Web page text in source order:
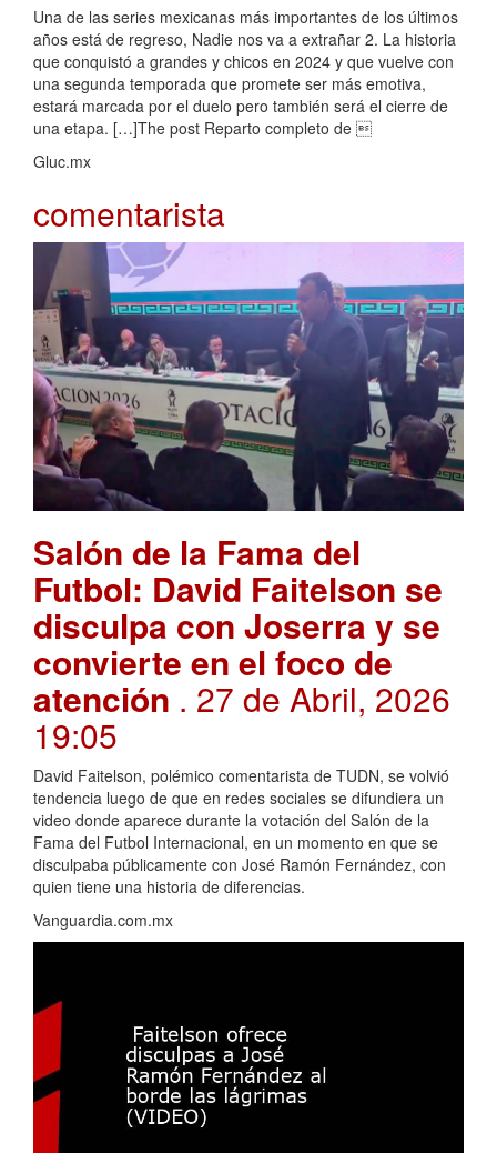
Una de las series mexicanas más importantes de los últimos
años está de regreso, Nadie nos va a extrañar 2. La historia
que conquistó a grandes y chicos en 2024 y que vuelve con
una segunda temporada que promete ser más emotiva,
estará marcada por el duelo pero también será el cierre de
una etapa. […]The post Reparto completo de 
Gluc.mx
comentarista
Salón de la Fama del
Futbol: David Faitelson se
disculpa con Joserra y se
convierte en el foco de
atención . 27 de Abril, 2026
19:05
David Faitelson, polémico comentarista de TUDN, se volvió
tendencia luego de que en redes sociales se difundiera un
video donde aparece durante la votación del Salón de la
Fama del Futbol Internacional, en un momento en que se
disculpaba públicamente con José Ramón Fernández, con
quien tiene una historia de diferencias.
Vanguardia.com.mx